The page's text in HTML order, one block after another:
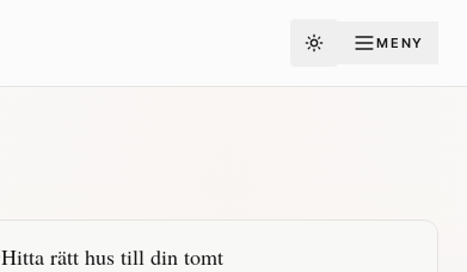
Toggle theme
MENY
Hitta rätt hus till din tomt